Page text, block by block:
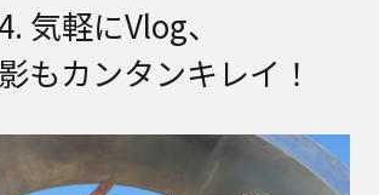
気軽にVlog、
もカンタンキレイ！